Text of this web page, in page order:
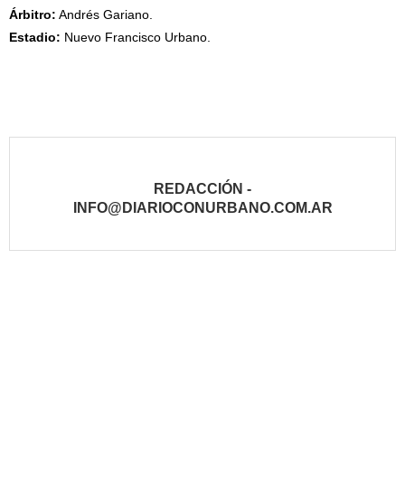
Árbitro: Andrés Gariano.
Estadio: Nuevo Francisco Urbano.
REDACCIÓN -
INFO@DIARIOCONURBANO.COM.AR